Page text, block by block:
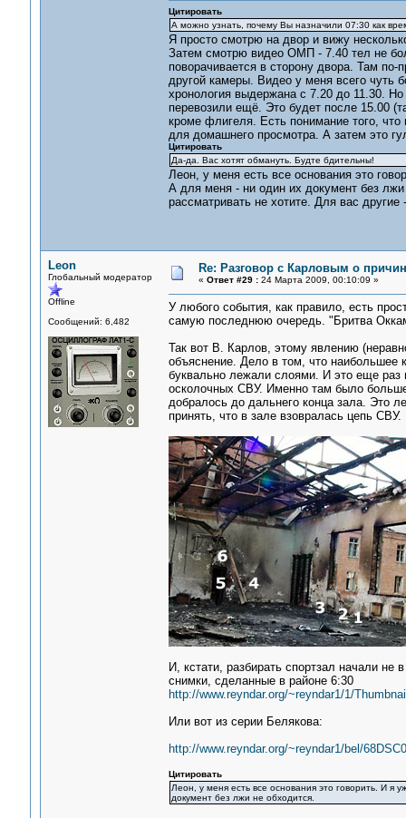
Цитировать
А можно узнать, почему Вы назначили 07:30 как
Я просто смотрю на двор и вижу
Затем смотрю видео ОМП - 7.40 тел не
поворачивается в сторону двора. Там
другой камеры. Видео у меня всего чуть
хронология выдержана с 7.20 до 11.30.
перевозили ещё. Это будет после 15.00
кроме флигеля. Есть понимание того,
для домашнего просмотра. А затем это
Цитировать
Да-да. Вас хотят обмануть. Будте бдительны!
Леон, у меня есть все основания это
А для меня - ни один их документ без
рассматривать не хотите. Для вас
Leon
Глобальный модератор
Offline
Сообщений: 6,482
Re: Разговор с Карловым о
« Ответ #29 :24 Марта 2009, 00:10:09 »
У любого события, как правило, есть
самую последнюю очередь. "Бритва
Так вот В. Карлов, этому явлению
объяснение. Дело в том, что наибольшее
буквально лежали слоями. И это еще раз
осколочных СВУ. Именно там было
добралось до дальнего конца зала. Это
принять, что в зале взовралась цепь СВУ.
И, кстати, разбирать спортзал начали
снимки, сделанные в районе 6:30
http://www.reyndar.org/~reyndar1/1/
Или вот из серии Белякова:
http://www.reyndar.org/~reyndar1/bel/
Цитировать
Леон, у меня есть все основания это говорить. И
документ без лжи не обходится.